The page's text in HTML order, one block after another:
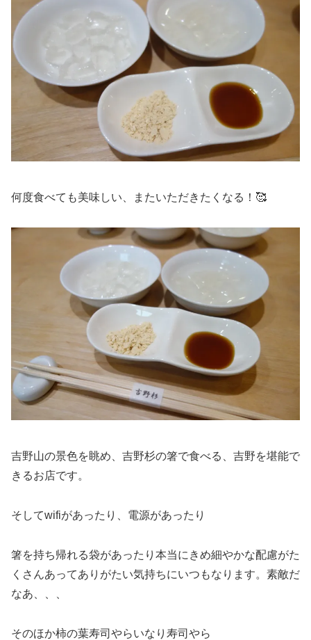
何度食べても美味しい、またいただきたくなる！🥰
吉野山の景色を眺め、吉野杉の箸で食べる、吉野を堪能で
きるお店です。
そしてwifiがあったり、電源があったり
箸を持ち帰れる袋があったり本当にきめ細やかな配慮がた
くさんあってありがたい気持ちにいつもなります。素敵だ
なあ、、、
そのほか柿の葉寿司やらいなり寿司やら